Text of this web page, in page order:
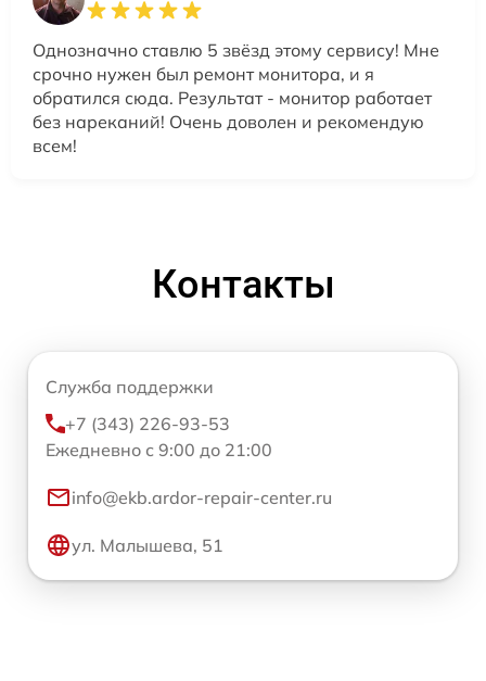
Однозначно ставлю 5 звёзд этому сервису! Мне
срочно нужен был ремонт монитора, и я
обратился сюда. Результат - монитор работает
без нареканий! Очень доволен и рекомендую
всем!
Контакты
Служба поддержки
+7 (343) 226-93-53
Ежедневно с 9:00 до 21:00
info@ekb.ardor-repair-center.ru
ул. Малышева, 51